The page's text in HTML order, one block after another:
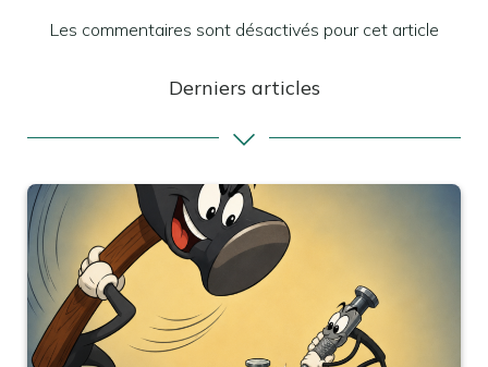
Les commentaires sont désactivés pour cet article
Derniers articles